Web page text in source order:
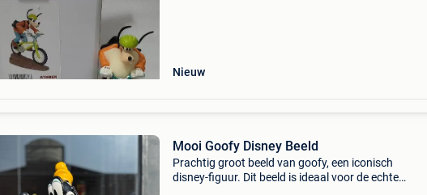
Nieuw
Mooi Goofy Disney Beeld
Prachtig groot beeld van goofy, een iconisch
disney-figuur. Dit beeld is ideaal voor de echte